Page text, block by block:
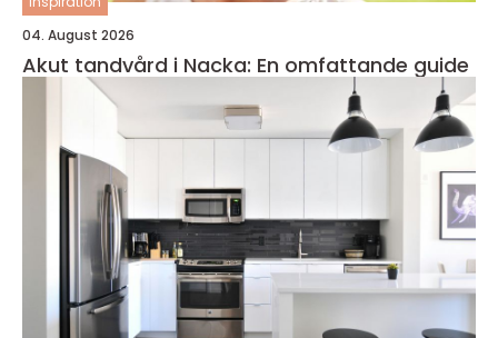
04. August 2026
Akut tandvård i Nacka: En omfattande guide